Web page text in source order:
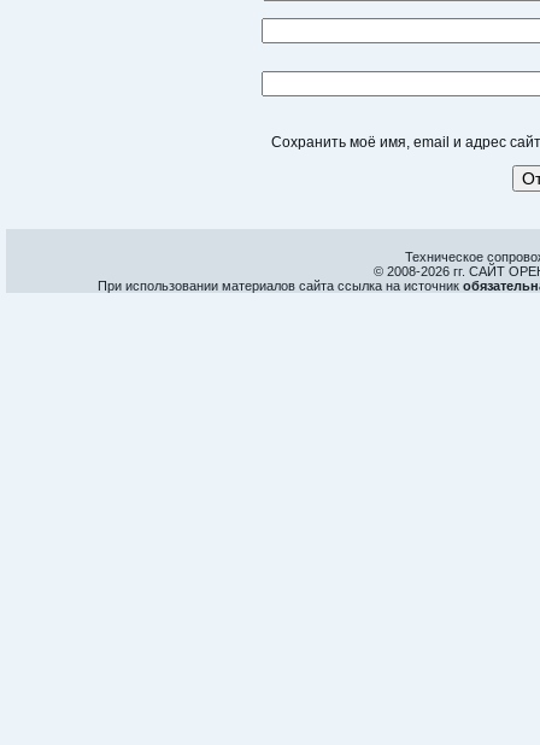
Сохранить моё имя, email и адрес
Техническое
© 2008-2026 гг. САЙТ
При использовании материалов сайта ссылка на источник